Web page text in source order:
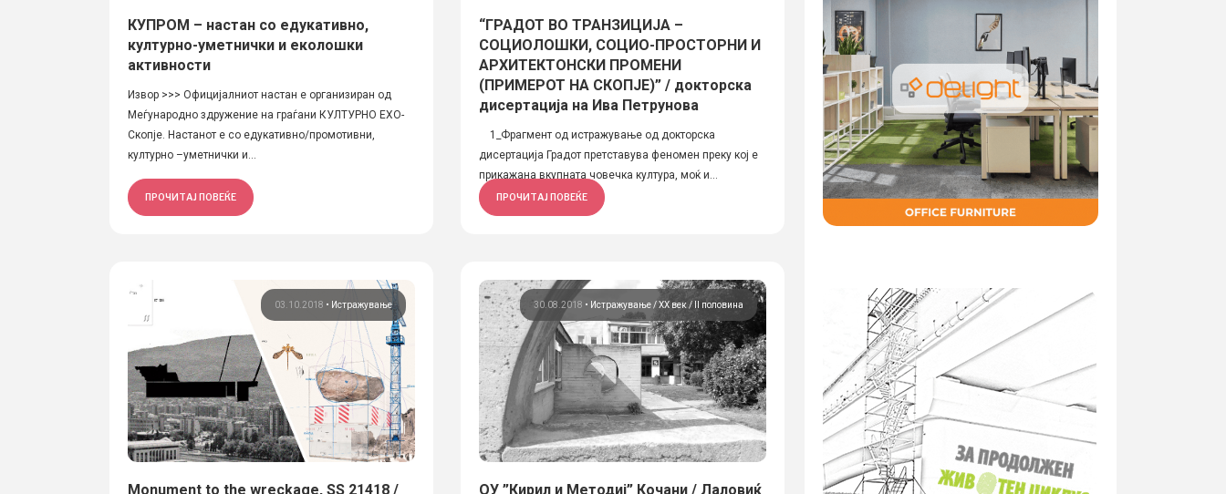
КУПРОМ – настан со едукативно,
културно-уметнички и еколошки
активности
Извор >>> Oфицијалниот настан е организиран од
Меѓународно здружение на граѓани КУЛТУРНО ЕХО-
Скопје. Настанот е со едукативно/промотивни,
културно –уметнички и...
ПРОЧИТАЈ ПОВЕЌЕ
“ГРАДОТ ВО ТРАНЗИЦИЈА –
СОЦИОЛОШКИ, СОЦИО-ПРОСТОРНИ И
АРХИТЕКТОНСКИ ПРОМЕНИ
(ПРИМЕРОТ НА СКОПЈЕ)” / докторска
дисертација на Ива Петрунова
1_Фрагмент од истражување од докторска
дисертација Градот претставува феномен преку кој е
прикажана вкупната човечка култура, моќ и...
ПРОЧИТАЈ ПОВЕЌЕ
03.10.2018 • Истражување
Monument to the wreckage, SS 21418 /
30.08.2018 • Истражување ХХ век / II половина
ОУ ”Кирил и Методиј” Кочани / Лаловиќ